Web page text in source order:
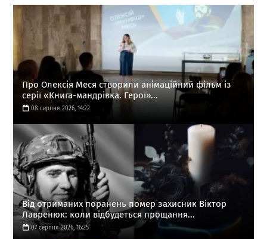
Про Олексія Меся створили анімаційний фільм із
серії «Книга-мандрівка. Герої»...
08 серпня 2026, 14:22
Від отриманих поранень помер захисник Віктор
Лавренюк: коли відбудеться прощання...
07 серпня 2026, 16:25